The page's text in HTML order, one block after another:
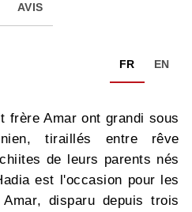
AVIS
FR EN
frère Amar ont grandi sous
tiraillés entre rêve
de leurs parents nés
est l'occasion pour les
disparu depuis trois